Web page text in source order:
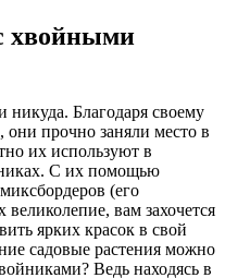
хвойными
никуда. Благодаря своему
они прочно заняли место в
их используют в
С их помощью
(его
вам захочется
ярких красок в свой
садовые растения можно
Ведь находясь в